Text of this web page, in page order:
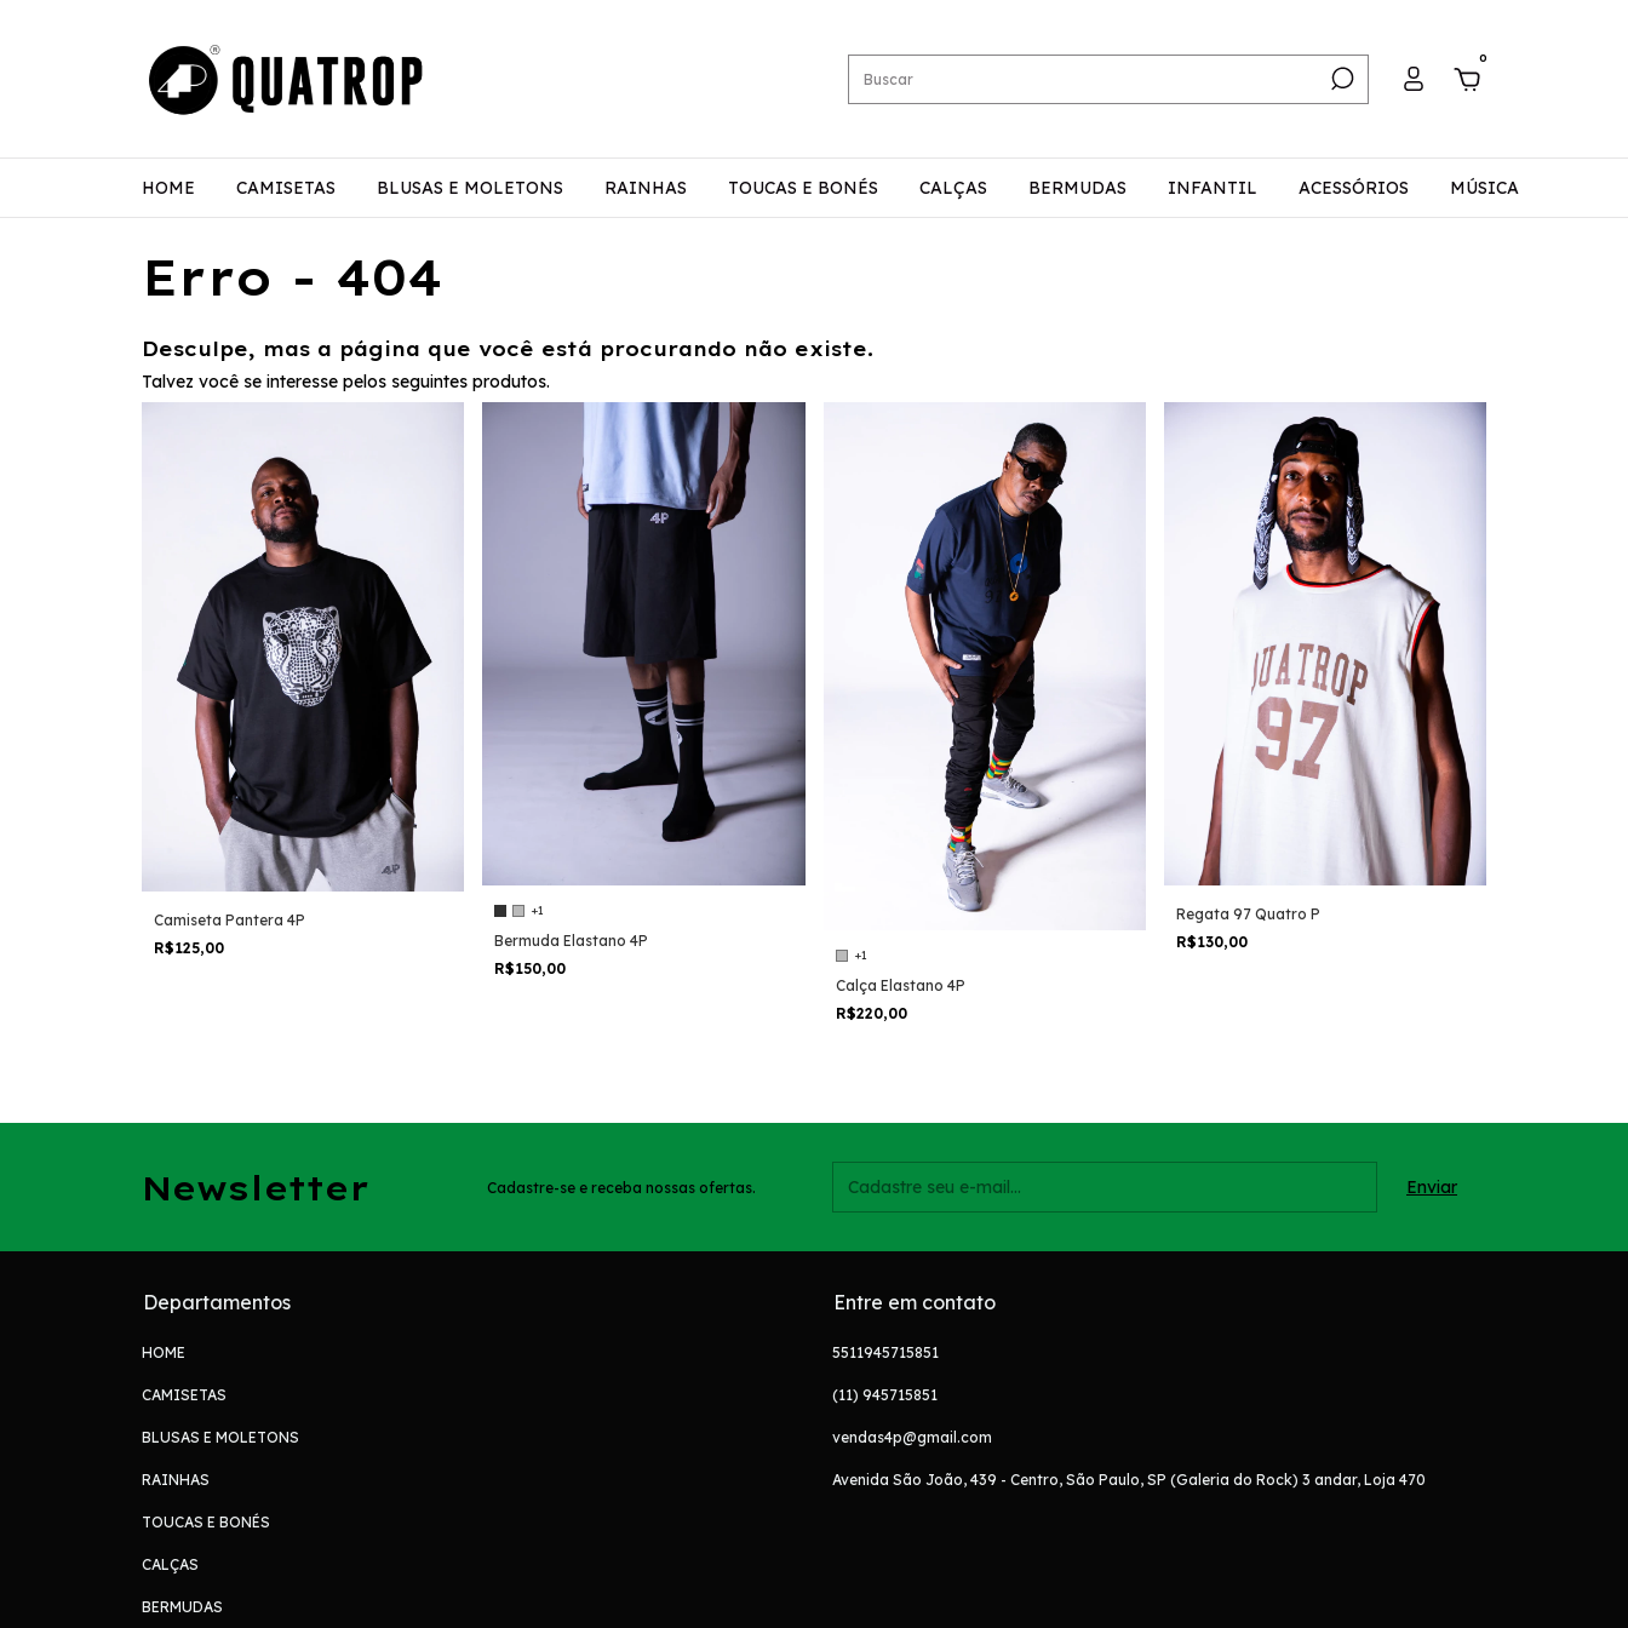
0
HOME CAMISETAS BLUSAS E MOLETONS RAINHAS TOUCAS E BONÉS CALÇAS BERMUDAS INFANTIL ACESSÓRIOS MÚSICA
Erro - 404
Desculpe, mas a página que você está procurando não existe.
Talvez você se interesse pelos seguintes produtos.
Camiseta Pantera 4P
R$125,00
+1
Bermuda Elastano 4P
R$150,00
+1
Calça Elastano 4P
R$220,00
Regata 97 Quatro P
R$130,00
Newsletter Cadastre-se e receba nossas ofertas.
Departamentos
HOME
CAMISETAS
BLUSAS E MOLETONS
RAINHAS
TOUCAS E BONÉS
CALÇAS
BERMUDAS
Entre em contato
5511945715851
(11) 945715851
vendas4p@gmail.com
Avenida São João, 439 - Centro, São Paulo, SP (Galeria do Rock) 3 andar, Loja 470